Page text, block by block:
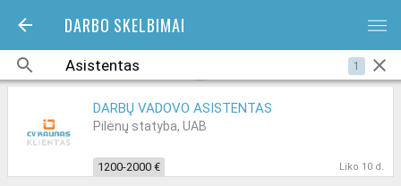
DARBO SKELBIMAI bars
1
DARBŲ VADOVO ASISTENTAS
Pilėnų statyba, UAB
1200-2000 € Liko 10 d.